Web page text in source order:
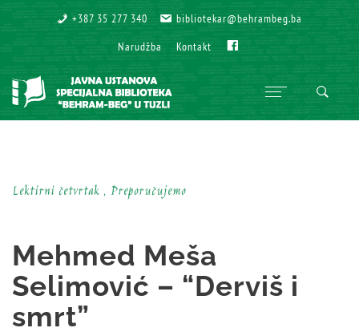
+387 35 277 340
+387 35 277 340 bibliotekar@behrambeg.ba
bibliotekar@behrambeg.ba
Narudžba
Narudžba Kontakt
Kontakt
Lektirni četvrtak , Preporučujemo
Mehmed Meša
Selimović – “Derviš i
smrt”